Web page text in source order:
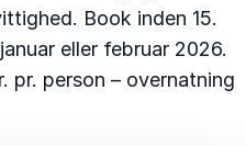
Book inden 15.
eller februar 2026.
pr. person – overnatning